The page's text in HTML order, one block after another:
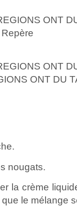
ONT
ONT
ONT DU
nougats.
la crème
le mélange